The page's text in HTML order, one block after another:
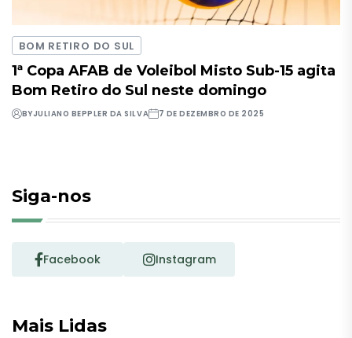
BOM RETIRO DO SUL
1ª Copa AFAB de Voleibol Misto Sub-15 agita
Bom Retiro do Sul neste domingo
BYJULIANO BEPPLER DA SILVA 7 DE DEZEMBRO DE 2025
Siga-nos
Facebook Instagram
Mais Lidas